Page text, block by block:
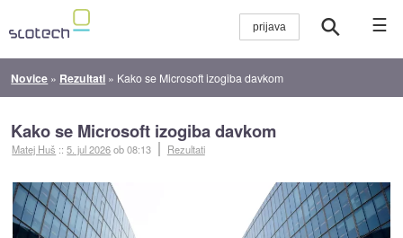
☰
Novice » Rezultati » Kako se Microsoft izogiba davkom
Kako se Microsoft izogiba davkom
Matej Huš ::5. jul 2026ob 08:13 Rezultati